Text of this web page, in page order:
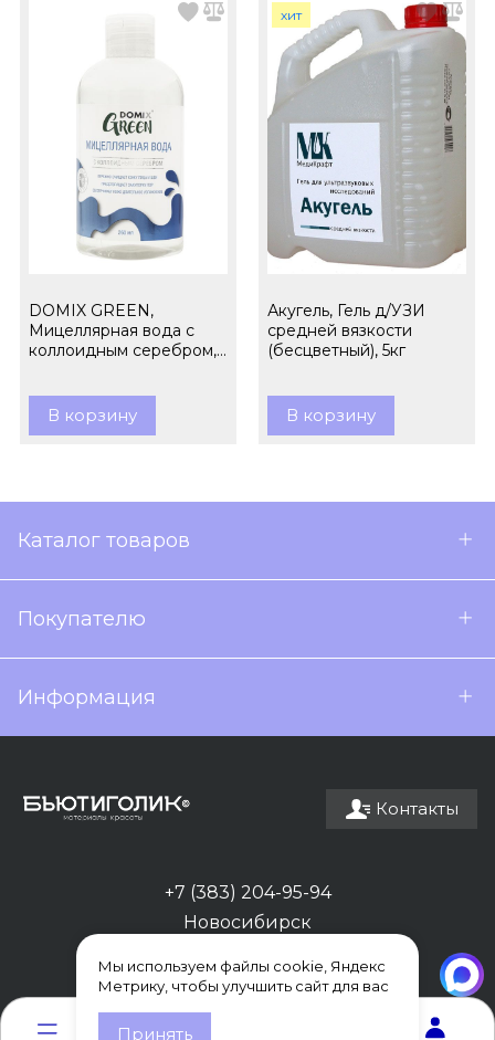
DOMIX GREEN,
Мицеллярная вода с
коллоидным серебром,
В корзину
хит
Акугель, Гель д/УЗИ
средней вязкости
(бесцветный), 5кг
В корзину
Каталог товаров
Покупателю
Информация
Контакты
+7 (383) 204-95-94
Новосибирск
Мы используем файлы cookie, Яндекс
Метрику, чтобы улучшить сайт для вас
Принять